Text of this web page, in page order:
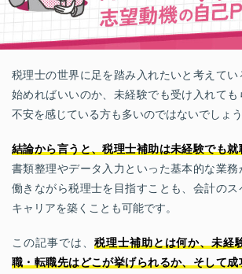
税理士の世界に足を踏み入れたいと考えてい
始めればいいのか、未経験でも受け入れて
不安を感じている方も多いのではないでしょう
結論から言うと、税理士補助は未経験でも
書類整理やデータ入力といった基本的な業務
働きながら税理士を目指すことも、会計の
キャリアを築くことも可能です。
この記事では、 税理士補助とは何か、未経
職・転職先はどこが挙げられるか、そして